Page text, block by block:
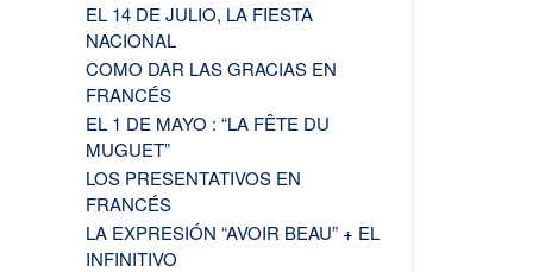
EL 14 DE JULIO, LA FIESTA
NACIONAL
COMO DAR LAS GRACIAS EN
FRANCÉS
EL 1 DE MAYO : “LA FÊTE DU
MUGUET”
LOS PRESENTATIVOS EN
FRANCÉS
LA EXPRESIÓN “AVOIR BEAU” + EL
INFINITIVO